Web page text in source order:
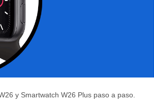
y Smartwatch W26 Plus paso a paso.